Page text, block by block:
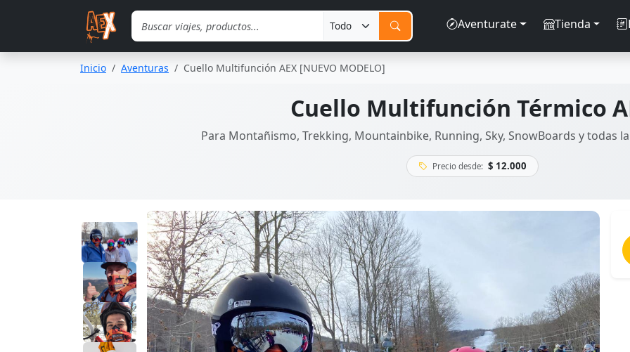
Saltar al contenido principal
Aventurate
Tienda
Inicio Aventuras Cuello Multifunción AEX [NUEVO MODELO]
Cuello Multifunción Térmico
Para Montañismo, Trekking, Mountainbike, Running, Sky, SnowBoards y todas
Precio desde: $ 12.000